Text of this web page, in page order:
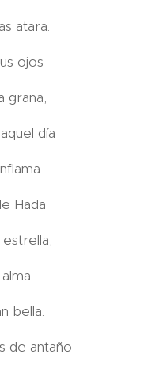
atara.
ojos
grana,
día
Hada
bella.
de antaño